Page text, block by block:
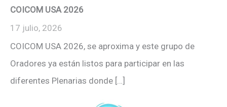
COICOM USA 2026
17 julio, 2026
COICOM USA 2026, se aproxima y este grupo de
Oradores ya están listos para participar en las
diferentes Plenarias donde […]